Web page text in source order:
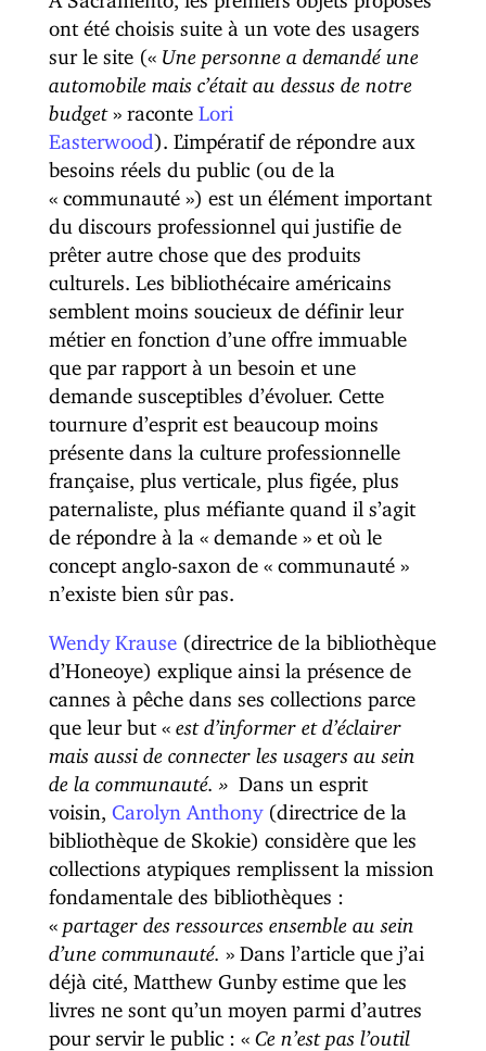
ont été choisis suite à un vote des usagers
sur le site (« Une personne a demandé une
automobile mais c’était au dessus de notre
budget» raconte Lori
Easterwood). L’impératif de répondre aux
besoins réels du public (ou de la
« communauté ») est un élément important
du discours professionnel qui justifie de
prêter autre chose que des produits
culturels. Les bibliothécaire américains
semblent moins soucieux de définir leur
métier en fonction d’une offre immuable
que par rapport à un besoin et une
demande susceptibles d’évoluer. Cette
tournure d’esprit est beaucoup moins
présente dans la culture professionnelle
française, plus verticale, plus figée, plus
paternaliste, plus méfiante quand il s’agit
de répondre à la « demande » et où le
concept anglo-saxon de « communauté »
n’existe bien sûr pas.
Wendy Krause (directrice de la bibliothèque
d’Honeoye) explique ainsi la présence de
cannes à pêche dans ses collections parce
que leur but «
est d’informer et d’éclairer
mais aussi de connecter les usagers au sein
de la communauté. »
Dans un esprit
voisin, Carolyn Anthony(directrice de la
bibliothèque de Skokie) considère que les
collections atypiques remplissent la mission
fondamentale des bibliothèques :
partager des ressources ensemble au sein
d’une communauté.
» Dans l’article que j’ai
déjà cité, Matthew Gunby estime que les
livres ne sont qu’un moyen parmi d’autres
pour servir le public : « Ce n’est pas l’outil